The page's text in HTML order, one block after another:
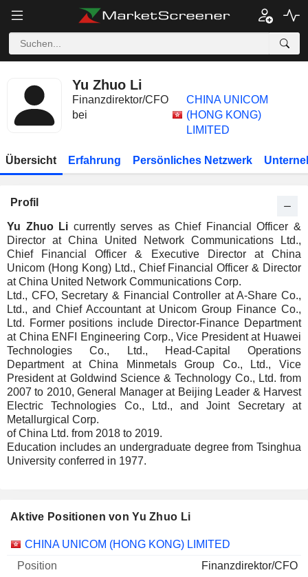
Yu Zhuo Li
Finanzdirektor/CFO
bei
CHINA UNICOM
(HONG KONG)
LIMITED
Übersicht Erfahrung Persönliches Netzwerk
Profil
Yu Zhuo Li currently serves as Chief Financial Officer &
Director at China United Network Communications Ltd.,
Chief Financial Officer & Executive Director at China
Unicom (Hong Kong) Ltd., Chief Financial Officer & Director
at China United Network Communications Corp.
Ltd., CFO, Secretary & Financial Controller at A-Share Co.,
Ltd., and Chief Accountant at Unicom Group Finance Co.,
Ltd. Former positions include Director-Finance Department
at China ENFI Engineering Corp., Vice President at Huawei
Technologies Co., Ltd., Head-Capital Operations
Department at China Minmetals Group Co., Ltd., Vice
President at Goldwind Science & Technology Co., Ltd. from
2007 to 2010, General Manager at Beijing Leader & Harvest
Electric Technologies Co., Ltd., and Joint Secretary at
Metallurgical Corp.
of China Ltd. from 2018 to 2019.
Education includes an undergraduate degree from Tsinghua
University conferred in 1977.
Aktive Positionen von Yu Zhuo Li
Unternehmen Position Beginn
CHINA UNICOM (HONG KONG) LIMITED
Finanzdirektor/CFO